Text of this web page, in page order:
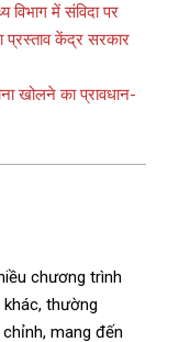
विभाग में संविदा पर
प्रस्ताव केंद्र सरकार
खोलने का प्रावधान-
chương trình
thường
mang đến